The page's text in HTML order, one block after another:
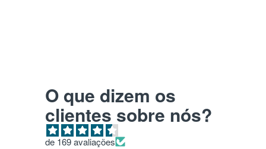
O que dizem os
clientes sobre nós?
de 169 avaliações